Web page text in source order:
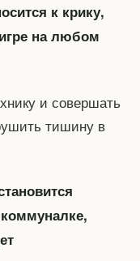
к крику,
на любом
и совершать
тишину в